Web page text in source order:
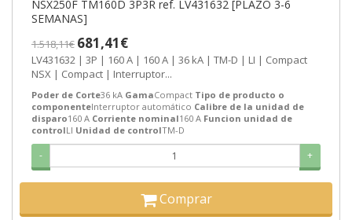
NSX250F TM160D 3P3R ref. LV431632 [PLAZO 3-6
SEMANAS]
1.518,11€ 681,41€
LV431632 | 3P | 160 A | 160 A | 36 kA | TM-D | LI | Compact
NSX | Compact | Interruptor...
Poder de Corte36 kA GamaCompact Tipo de producto o
componenteInterruptor automático Calibre de la unidad de
disparo160 A Corriente nominal160 A Funcion unidad de
controlLI Unidad de controlTM-D
- +
Comprar